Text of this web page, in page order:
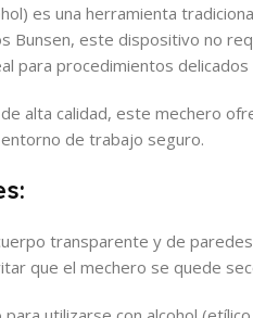
es una herramienta
Bunsen, este dispositivo no
para procedimientos
alta calidad, este mechero
de trabajo seguro.
transparente y de
que el mechero se quede